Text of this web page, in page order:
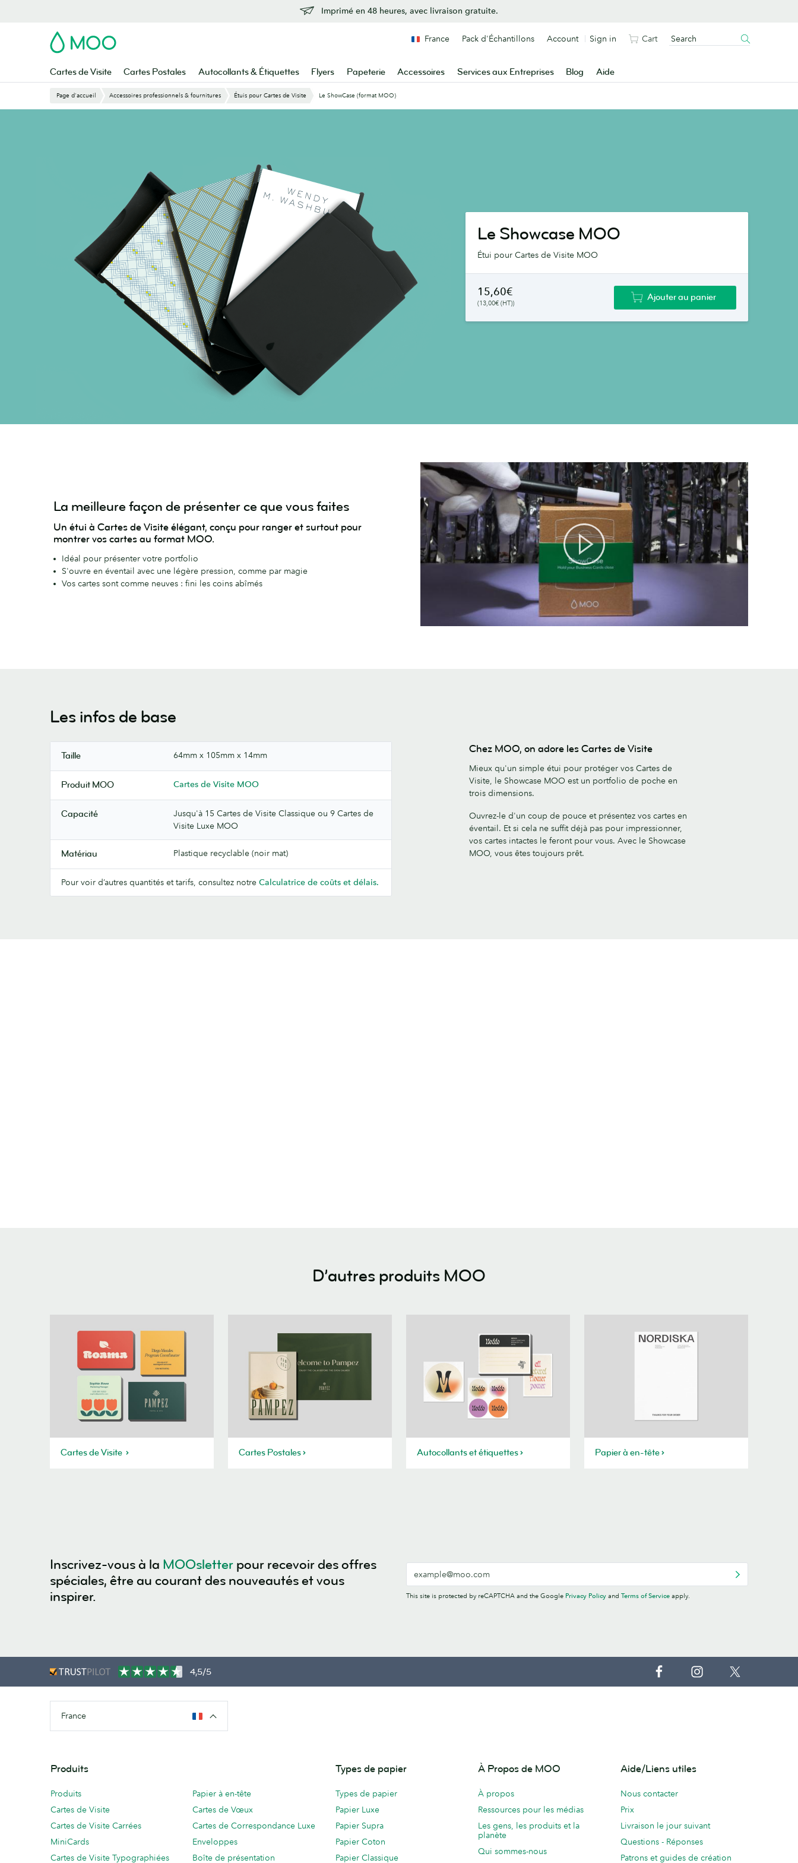
Imprimé en 48 heures, avec livraison gratuite.
MOO
Cartes de Visite Cartes Postales Autocollants & Étiquettes Flyers Papeterie Accessoires Services aux Entreprises Blog Aide
France Pack d'Échantillons Account Sign in Cart
Page d'accueil Accessoires professionnels & fournitures Étuis pour Cartes de Visite Le ShowCase (format MOO)
Le Showcase MOO
Étui pour Cartes de Visite MOO
15,60€
(13,00€ (HT)) Ajouter au panier
La meilleure façon de présenter ce que vous faites
Un étui à Cartes de Visite élégant, conçu pour ranger et surtout pour
montrer vos cartes au format MOO.
Idéal pour présenter votre portfolio
S'ouvre en éventail avec une légère pression, comme par magie
Vos cartes sont comme neuves : fini les coins abîmés
Les infos de base
Taille 64mm x 105mm x 14mm
Produit MOO Cartes de Visite MOO
Capacité
Jusqu'à 15 Cartes de Visite Classique ou 9 Cartes de
Visite Luxe MOO
Matériau Plastique recyclable (noir mat)
Pour voir d’autres quantités et tarifs, consultez notre Calculatrice de coûts et délais.
Chez MOO, on adore les Cartes de Visite
Mieux qu'un simple étui pour protéger vos Cartes de
Visite, le Showcase MOO est un portfolio de poche en
trois dimensions.
Ouvrez-le d'un coup de pouce et présentez vos cartes en
éventail. Et si cela ne suffit déjà pas pour impressionner,
vos cartes intactes le feront pour vous. Avec le Showcase
MOO, vous êtes toujours prêt.
D’autres produits MOO
Cartes de Visite Cartes Postales Autocollants et étiquettes Papier à en-tête
Inscrivez-vous à la MOOsletter pour recevoir des offres
spéciales, être au courant des nouveautés et vous
inspirer.
This site is protected by reCAPTCHA and the Google Privacy Policy and Terms of Service apply.
4,5/5
France
Produits
Produits
Cartes de Visite
Cartes de Visite Carrées
MiniCards
Cartes de Visite Typographiées
Papier à en-tête
Cartes de Vœux
Cartes de Correspondance Luxe
Enveloppes
Boîte de présentation
Types de papier
Types de papier
Papier Luxe
Papier Supra
Papier Coton
Papier Classique
À Propos de MOO
À propos
Ressources pour les médias
Les gens, les produits et la
planète
Qui sommes-nous
Aide/Liens utiles
Nous contacter
Prix
Livraison le jour suivant
Questions - Réponses
Patrons et guides de création